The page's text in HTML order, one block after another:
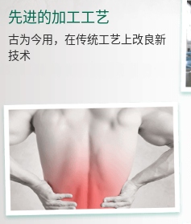
先进的加工工艺
古为今用，在传统工艺上改良新
技术